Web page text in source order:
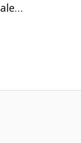
Varsity